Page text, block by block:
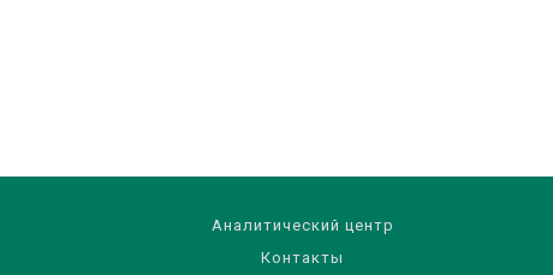
Аналитический центр
Контакты